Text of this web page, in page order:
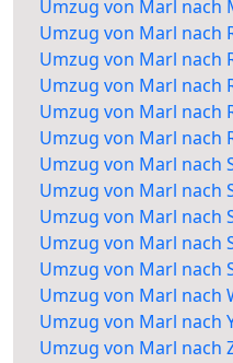
Umzug von Marl nach
Umzug von Marl nach
Umzug von Marl nach
Umzug von Marl nach
Umzug von Marl nach
Umzug von Marl nach
Umzug von Marl nach
Umzug von Marl nach
Umzug von Marl nach
Umzug von Marl nach
Umzug von Marl nach
Umzug von Marl nach
Umzug von Marl nach
Umzug von Marl nach